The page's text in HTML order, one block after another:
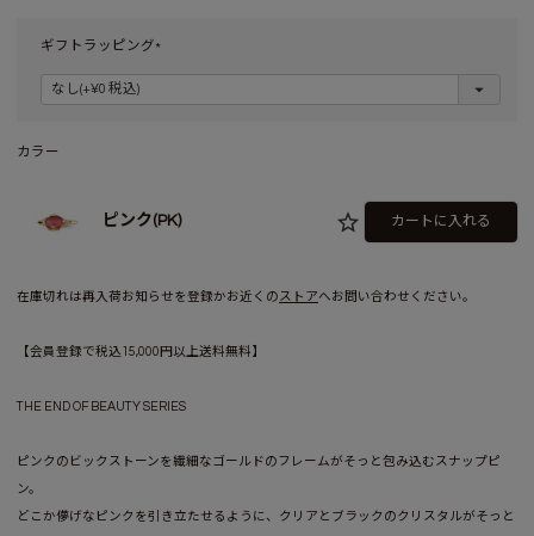
ギフトラッピング
(
カラー
ピンク(PK) カートに入れる
在庫切れは再入荷お知らせを登録かお近くのストアへお問い合わせください。
【会員登録で税込15,000円以上送料無料】
THE END OF BEAUTY SERIES
ピンクのビックストーンを繊細なゴールドのフレームがそっと包み込むスナップピ
ン。
どこか儚げなピンクを引き立たせるように、クリアとブラックのクリスタルがそっと